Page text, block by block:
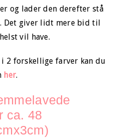
og lader den derefter stå
Det giver lidt mere bid til
vil have.
2 forskellige farver kan du
her.
ca. 48